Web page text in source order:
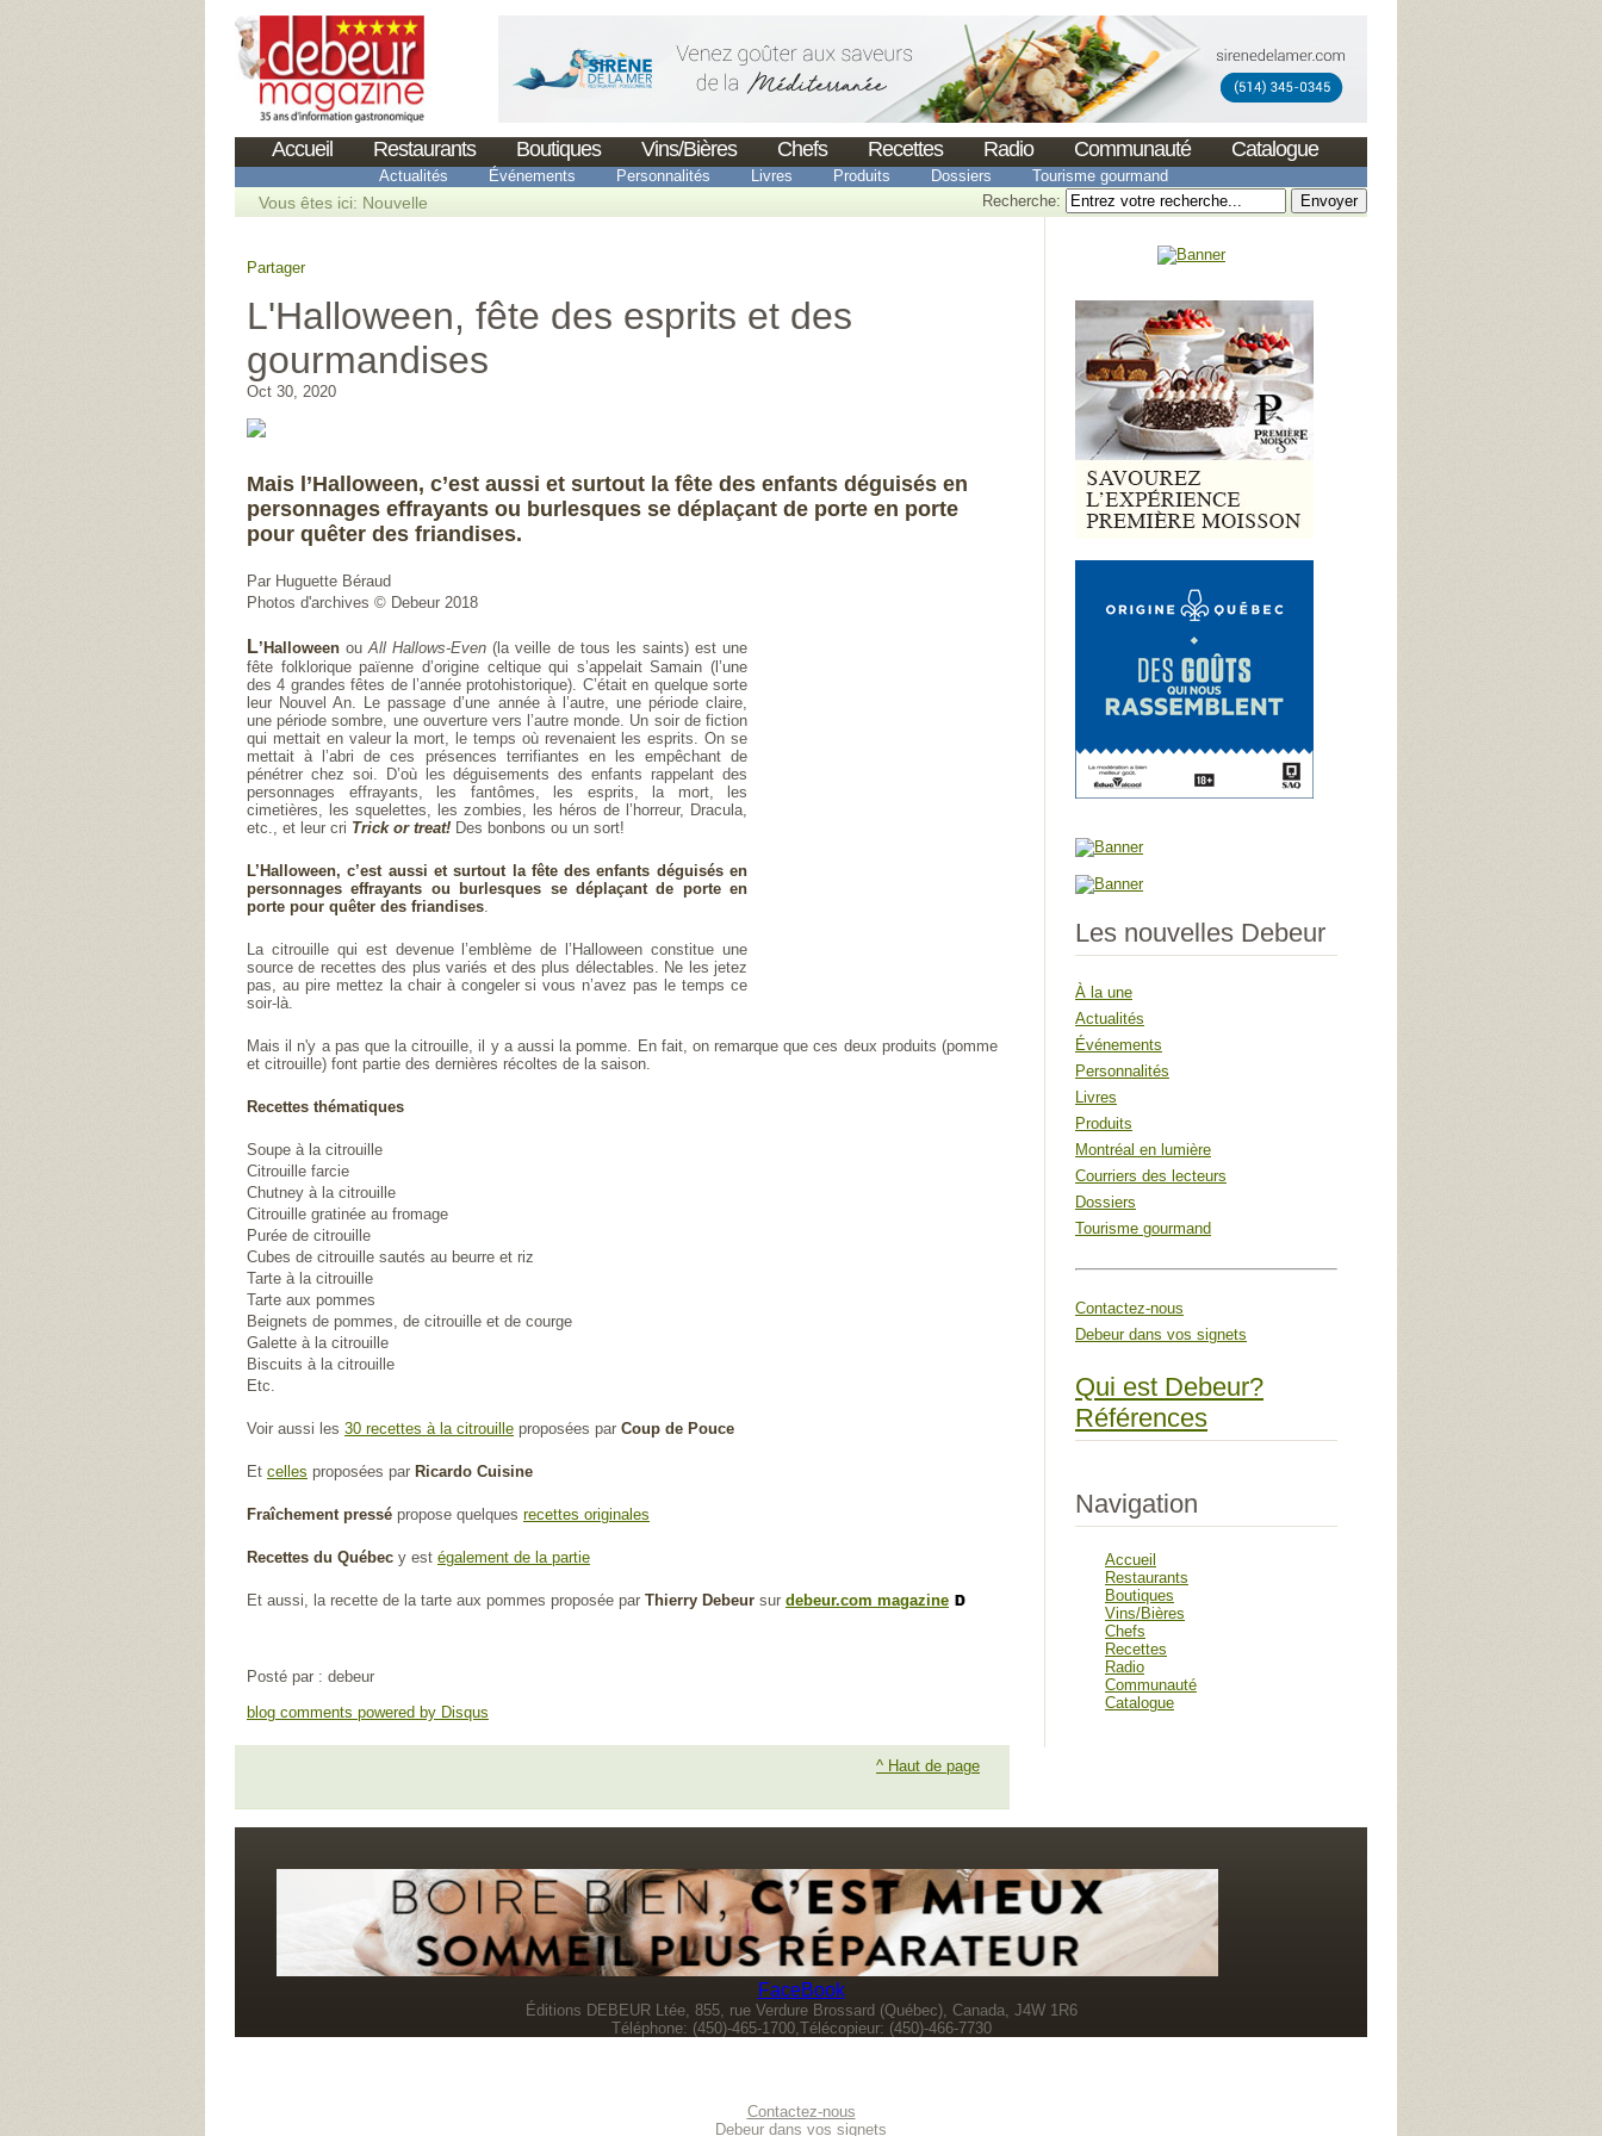
Accueil Restaurants Boutiques Vins/Bières Chefs Recettes Radio Communauté Catalogue
Actualités Événements Personnalités Livres Produits Dossiers Tourisme gourmand
Vous êtes ici: Nouvelle Recherche:
Partager
L'Halloween, fête des esprits et des
gourmandises
Oct 30, 2020
Mais l’Halloween, c’est aussi et surtout la fête des enfants déguisés en
personnages effrayants ou burlesques se déplaçant de porte en porte
pour quêter des friandises.
Par Huguette Béraud
Photos d'archives © Debeur 2018
L’Halloween ouAll Hallows-Even(la veille de tous les saints) est une
fête folklorique païenne d’origine celtique qui s’appelait Samain (l’une
des 4 grandes fêtes de l’année protohistorique). C’était en quelque sorte
leur Nouvel An. Le passage d’une année à l’autre, une période claire,
une période sombre, une ouverture vers l’autre monde. Un soir de fiction
qui mettait en valeur la mort, le temps où revenaient les esprits. On se
mettait à l’abri de ces présences terrifiantes en les empêchant de
pénétrer chez soi. D’où les déguisements des enfants rappelant des
personnages effrayants, les fantômes, les esprits, la mort, les
cimetières, les squelettes, les zombies, les héros de l’horreur, Dracula,
etc., et leur cri Trick or treat! Des bonbons ou un sort!
L’Halloween, c’est aussi et surtout la fête des enfants déguisés en
personnages effrayants ou burlesques se déplaçant de porte en
porte pour quêter des friandises.
La citrouille qui est devenue l’emblème de l’Halloween constitue une
source de recettes des plus variés et des plus délectables. Ne les jetez
pas, au pire mettez la chair à congeler si vous n’avez pas le temps ce
soir-là.
Mais il n'y a pas que la citrouille, il y a aussi la pomme. En fait, on remarque que ces deux produits (pomme
et citrouille) font partie des dernières récoltes de la saison.
Recettes thématiques
Soupe à la citrouille
Citrouille farcie
Chutney à la citrouille
Citrouille gratinée au fromage
Purée de citrouille
Cubes de citrouille sautés au beurre et riz
Tarte à la citrouille
Tarte aux pommes
Beignets de pommes, de citrouille et de courge
Galette à la citrouille
Biscuits à la citrouille
Etc.
Voir aussi les 30 recettes à la citrouille proposées par Coup de Pouce
Et celles proposées par Ricardo Cuisine
Fraîchement pressé propose quelques recettes originales
Recettes du Québec y est également de la partie
Et aussi, la recette de la tarte aux pommes proposée par Thierry Debeur sur debeur.com magazine
Posté par : debeur
blog comments powered by Disqus
^ Haut de page
Les nouvelles Debeur
À la une
Actualités
Événements
Personnalités
Livres
Produits
Montréal en lumière
Courriers des lecteurs
Dossiers
Tourisme gourmand
Contactez-nous
Debeur dans vos signets
Qui est Debeur?
Références
Navigation
Accueil
Restaurants
Boutiques
Vins/Bières
Chefs
Recettes
Radio
Communauté
Catalogue
FaceBook
Éditions DEBEUR Ltée, 855, rue Verdure Brossard (Québec), Canada, J4W 1R6
Téléphone: (450)-465-1700,Télécopieur: (450)-466-7730
Contactez-nous
Debeur dans vos signets